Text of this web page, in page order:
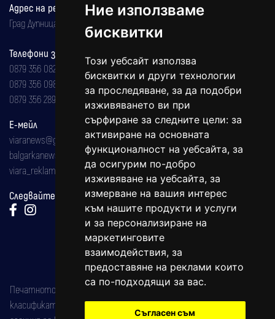
Ние използваме
бисквитки
Този уебсайт използва
бисквитки и други технологии
за проследяване, за да подобри
изживяването ви при
сърфиране за следните цели: за
активиране на основната
функционалност на уебсайта, за
да осигурим по-добро
изживяване на уебсайта, за
измерване на вашия интерес
към нашите продукти и услуги
и за персонализиране на
маркетинговите
взаимодействия, за
предоставяне на реклами които
са по-подходящи за вас.
Съгласен съм
Адрес на редакцията
Град Дупница, ул.''Христо Ботев" 43
Телефони за реклама и абонаменти
0879 356 082
0879 356 098
0879 356 289
Е-мейл
viaranews@gmail.com
balgarkanews@gmail.com
viara_reklama@mail.bg
Следвайте ни:
Печатното издание на вестника е регистрирано в националния
класификатор на печатните издания (Българска национална